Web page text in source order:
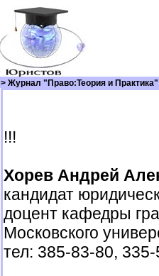
> Журнал "Право:Теория и Практика"
!!!
Хорев Андрей
кандидат
доцент кафедры
Московского
тел: 385-83-80,